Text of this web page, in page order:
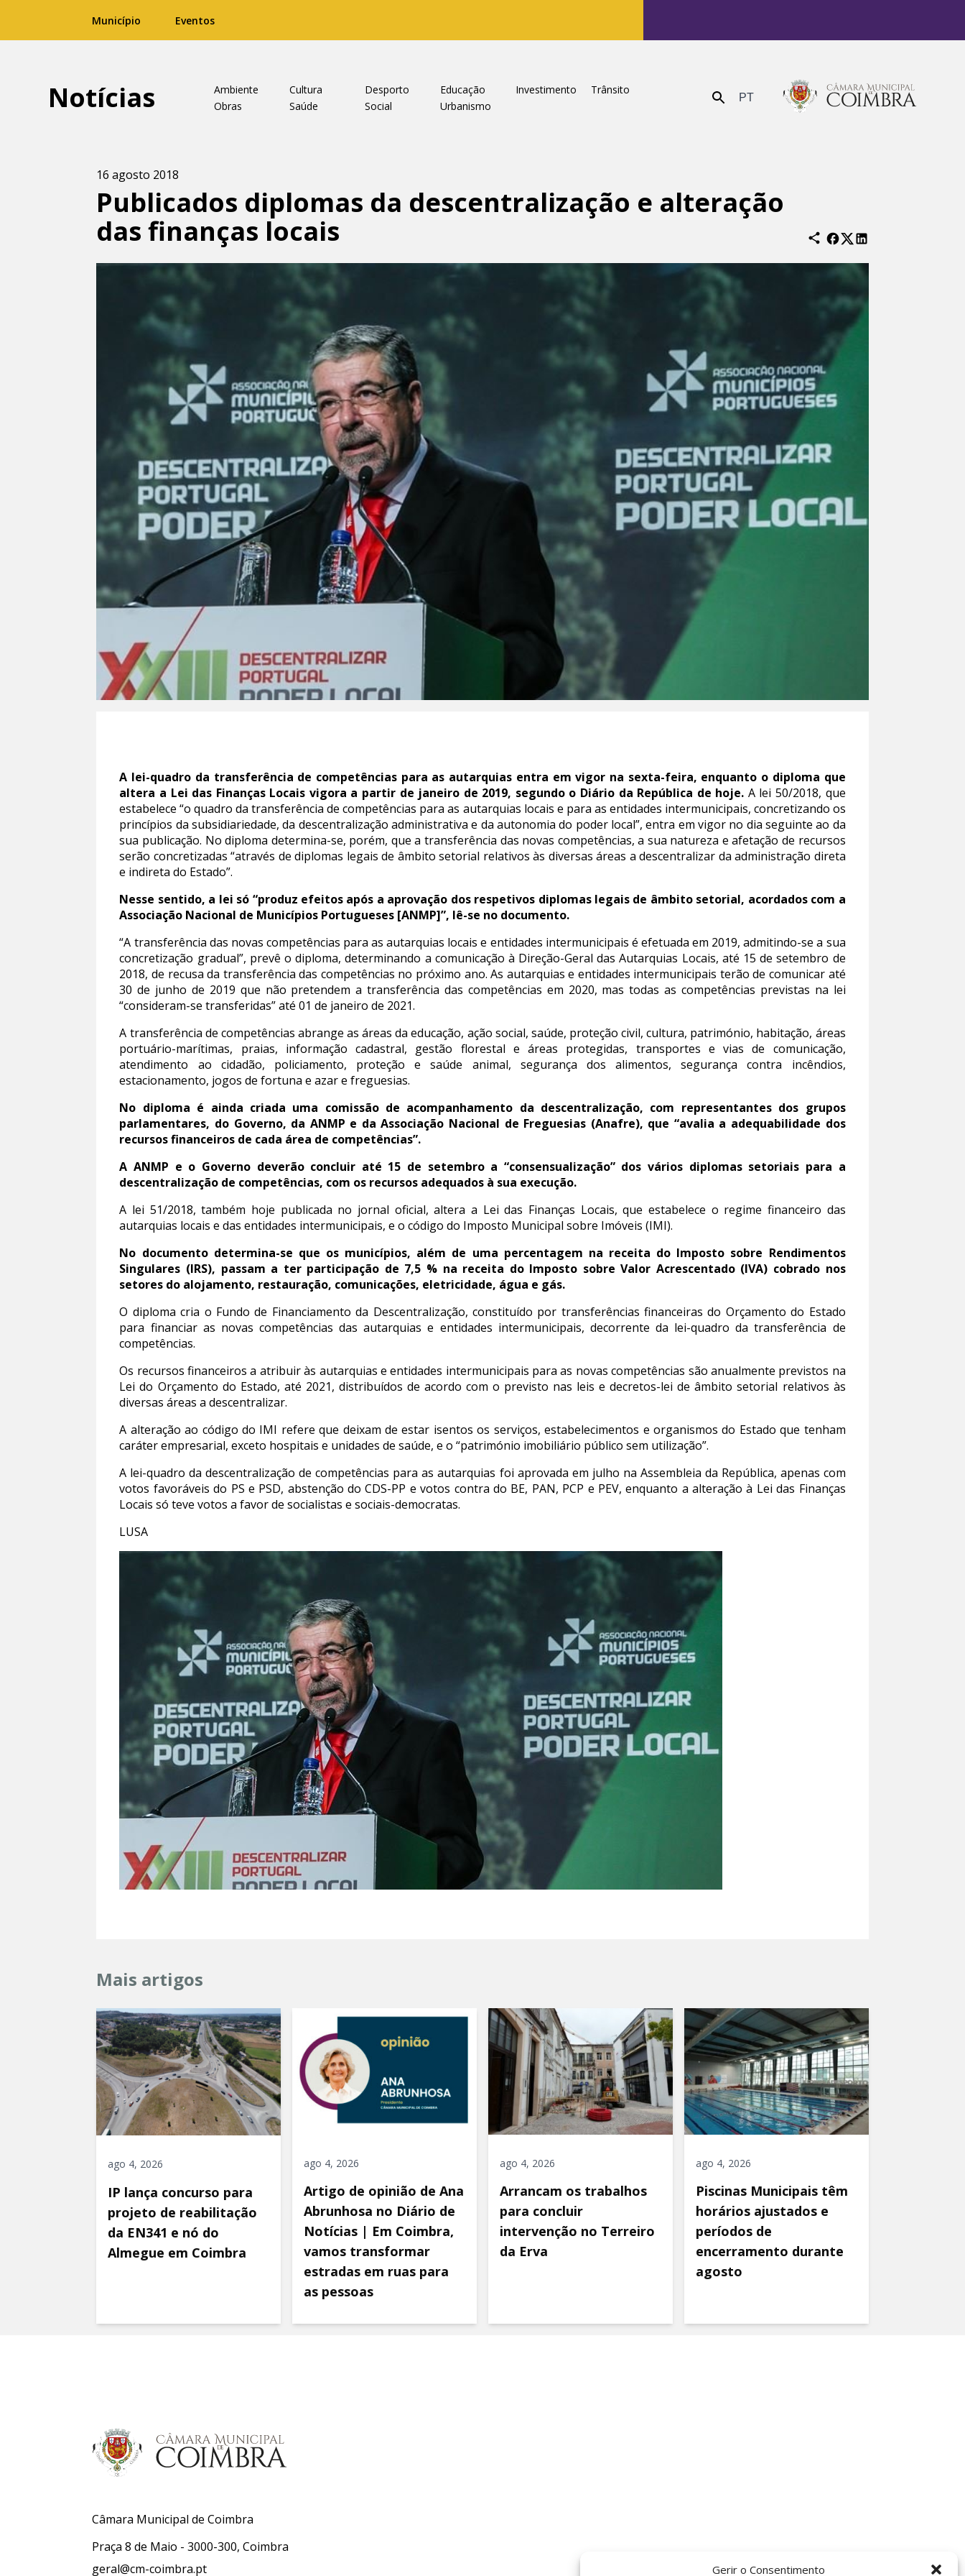
Gerir o Consentimento
Município Eventos
Notícias Ambiente Cultura Desporto Educação Investimento
Trânsito
Obras
Saúde Social Urbanismo Enviar PT
16 agosto 2018
Publicados diplomas da descentralização e alteração
das finanças locais
A lei-quadro da transferência de competências para as autarquias entra em vigor na sexta-feira, enquanto o diploma que
altera a Lei das Finanças Locais vigora a partir de janeiro de 2019, segundo o Diário da República de hoje. A lei 50/2018, que
estabelece “o quadro da transferência de competências para as autarquias locais e para as entidades intermunicipais, concretizando os
princípios da subsidiariedade, da descentralização administrativa e da autonomia do poder local”, entra em vigor no dia seguinte ao da
sua publicação. No diploma determina-se, porém, que a transferência das novas competências, a sua natureza e afetação de recursos
serão concretizadas “através de diplomas legais de âmbito setorial relativos às diversas áreas a descentralizar da administração direta
e indireta do Estado”.
Nesse sentido, a lei só “produz efeitos após a aprovação dos respetivos diplomas legais de âmbito setorial, acordados com a
Associação Nacional de Municípios Portugueses [ANMP]”, lê-se no documento.
“A transferência das novas competências para as autarquias locais e entidades intermunicipais é efetuada em 2019, admitindo-se a sua
concretização gradual”, prevê o diploma, determinando a comunicação à Direção-Geral das Autarquias Locais, até 15 de setembro de
2018, de recusa da transferência das competências no próximo ano. As autarquias e entidades intermunicipais terão de comunicar até
30 de junho de 2019 que não pretendem a transferência das competências em 2020, mas todas as competências previstas na lei
“consideram-se transferidas” até 01 de janeiro de 2021.
A transferência de competências abrange as áreas da educação, ação social, saúde, proteção civil, cultura, património, habitação, áreas
portuário-marítimas, praias, informação cadastral, gestão florestal e áreas protegidas, transportes e vias de comunicação,
atendimento ao cidadão, policiamento, proteção e saúde animal, segurança dos alimentos, segurança contra incêndios,
estacionamento, jogos de fortuna e azar e freguesias.
No diploma é ainda criada uma comissão de acompanhamento da descentralização, com representantes dos grupos
parlamentares, do Governo, da ANMP e da Associação Nacional de Freguesias (Anafre), que “avalia a adequabilidade dos
recursos financeiros de cada área de competências”.
A ANMP e o Governo deverão concluir até 15 de setembro a “consensualização” dos vários diplomas setoriais para a
descentralização de competências, com os recursos adequados à sua execução.
A lei 51/2018, também hoje publicada no jornal oficial, altera a Lei das Finanças Locais, que estabelece o regime financeiro das
autarquias locais e das entidades intermunicipais, e o código do Imposto Municipal sobre Imóveis (IMI).
No documento determina-se que os municípios, além de uma percentagem na receita do Imposto sobre Rendimentos
Singulares (IRS), passam a ter participação de 7,5 % na receita do Imposto sobre Valor Acrescentado (IVA) cobrado nos
setores do alojamento, restauração, comunicações, eletricidade, água e gás.
O diploma cria o Fundo de Financiamento da Descentralização, constituído por transferências financeiras do Orçamento do Estado
para financiar as novas competências das autarquias e entidades intermunicipais, decorrente da lei-quadro da transferência de
competências.
Os recursos financeiros a atribuir às autarquias e entidades intermunicipais para as novas competências são anualmente previstos na
Lei do Orçamento do Estado, até 2021, distribuídos de acordo com o previsto nas leis e decretos-lei de âmbito setorial relativos às
diversas áreas a descentralizar.
A alteração ao código do IMI refere que deixam de estar isentos os serviços, estabelecimentos e organismos do Estado que tenham
caráter empresarial, exceto hospitais e unidades de saúde, e o “património imobiliário público sem utilização”.
A lei-quadro da descentralização de competências para as autarquias foi aprovada em julho na Assembleia da República, apenas com
votos favoráveis do PS e PSD, abstenção do CDS-PP e votos contra do BE, PAN, PCP e PEV, enquanto a alteração à Lei das Finanças
Locais só teve votos a favor de socialistas e sociais-democratas.
LUSA
Mais artigos
ago 4, 2026
IP lança concurso para
projeto de reabilitação
da EN341 e nó do
Almegue em Coimbra
ago 4, 2026
Artigo de opinião de Ana
Abrunhosa no Diário de
Notícias | Em Coimbra,
vamos transformar
estradas em ruas para
as pessoas
ago 4, 2026
Arrancam os trabalhos
para concluir
intervenção no Terreiro
da Erva
ago 4, 2026
Piscinas Municipais têm
horários ajustados e
períodos de
encerramento durante
agosto
Câmara Municipal de Coimbra
Praça 8 de Maio - 3000-300, Coimbra
geral@cm-coimbra.pt